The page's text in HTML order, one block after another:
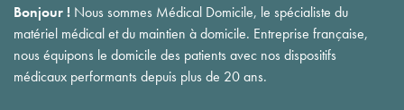
Bonjour ! Nous sommes Médical Domicile, le spécialiste du
matériel médical et du maintien à domicile. Entreprise française,
nous équipons le domicile des patients avec nos dispositifs
médicaux performants depuis plus de 20 ans.